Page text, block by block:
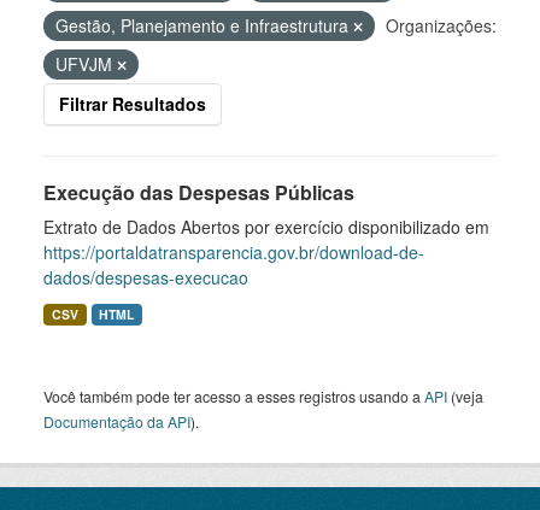
Gestão, Planejamento e Infraestrutura
Organizações:
UFVJM
Filtrar Resultados
Execução das Despesas Públicas
Extrato de Dados Abertos por exercício disponibilizado em
https://portaldatransparencia.gov.br/download-de-
dados/despesas-execucao
CSV HTML
Você também pode ter acesso a esses registros usando a API (veja
Documentação da API).